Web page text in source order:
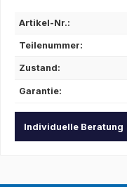
Artikel-Nr.:
Teilenummer:
Zustand:
Garantie:
Individuelle Beratung